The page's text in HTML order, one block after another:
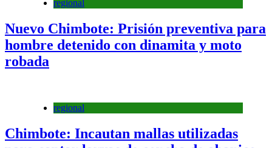
regional
Nuevo Chimbote: Prisión preventiva para
hombre detenido con dinamita y moto
robada
regional
Chimbote: Incautan mallas utilizadas